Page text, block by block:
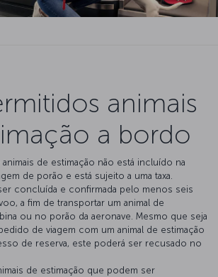
animais
a bordo
de estimação não está incluído na
de porão e está sujeito a uma taxa.
concluída e confirmada pelo menos seis
a fim de transportar um animal de
ou no porão da aeronave. Mesmo que seja
de viagem com um animal de estimação
de reserva, este poderá ser recusado no
de estimação que podem ser